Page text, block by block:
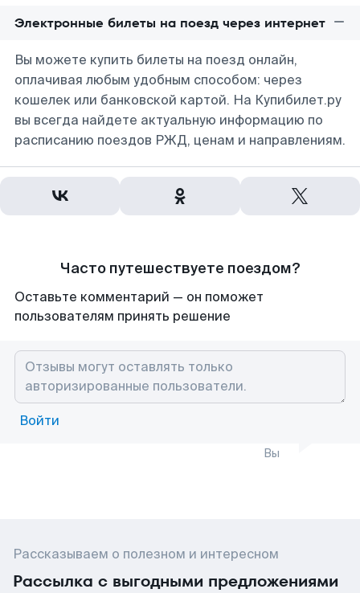
Электронные билеты на поезд через интернет
Вы можете купить билеты на поезд онлайн,
оплачивая любым удобным способом: через
кошелек или банковской картой. На Купибилет.ру
вы всегда найдете актуальную информацию по
расписанию поездов РЖД, ценам и направлениям.
Часто путешествуете поездом?
Оставьте комментарий — он поможет
пользователям принять решение
Войти
Вы
Рассказываем о полезном и интересном
Рассылка с выгодными предложениями